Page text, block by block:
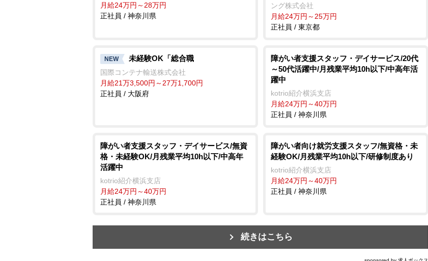
月給24万円～28万円
正社員 / 神奈川県
ング株式会社
月給24万円～25万円
正社員 / 東京都
NEW 未経験OK「総合職
国際コンテナ輸送株式会社
月給21万3,500円～27万1,700円
正社員 / 大阪府
障がい者支援スタッフ・デイサービス/20代
～50代活躍中/月残業平均10h以下/中高年活
躍中
kotrio紹介横浜支店
月給24万円～40万円
正社員 / 神奈川県
障がい者支援スタッフ・デイサービス/無資
格・未経験OK/月残業平均10h以下/中高年
活躍中
kotrio紹介横浜支店
月給24万円～40万円
正社員 / 神奈川県
障がい者向け就労支援スタッフ/無資格・未
経験OK/月残業平均10h以下/研修制度あり
kotrio紹介横浜支店
月給24万円～40万円
正社員 / 神奈川県
続きはこちら